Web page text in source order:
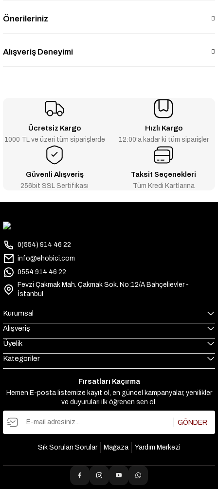
Önerileriniz
Alışveriş Deneyimi
Ücretsiz Kargo
1000 TL ve üzeri tüm siparişlerde
Hızlı Kargo
12:00’a kadar ki tüm siparişler
Güvenli Alışveriş
256bit SSL Sertifikası
Taksit Seçenekleri
Tüm Kredi Kartlarına
0(554) 914 46 22
info@ehobici.com
0554 914 46 22
Fevzi Çakmak Mah. Çakmak Sok. No:12/A Bahçelievler -
İstanbul
Kurumsal
Alışveriş
Üyelik
Kategoriler
Fırsatları Kaçırma
Hemen E-posta listemize kayıt ol, en güncel kampanyalar, yenilikler
ve duyuruları ilk öğrenen sen ol.
GÖNDER
Sık Sorulan Sorular Mağaza Yardım Merkezi